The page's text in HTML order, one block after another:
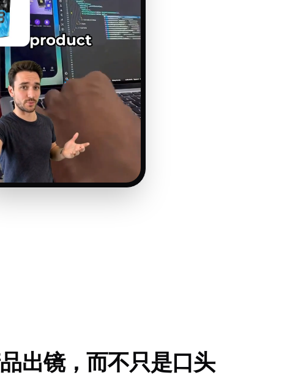
出镜，而不只是口头